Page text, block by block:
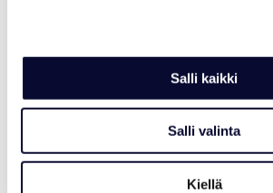
Salli kaikki
Salli valinta
Kiellä